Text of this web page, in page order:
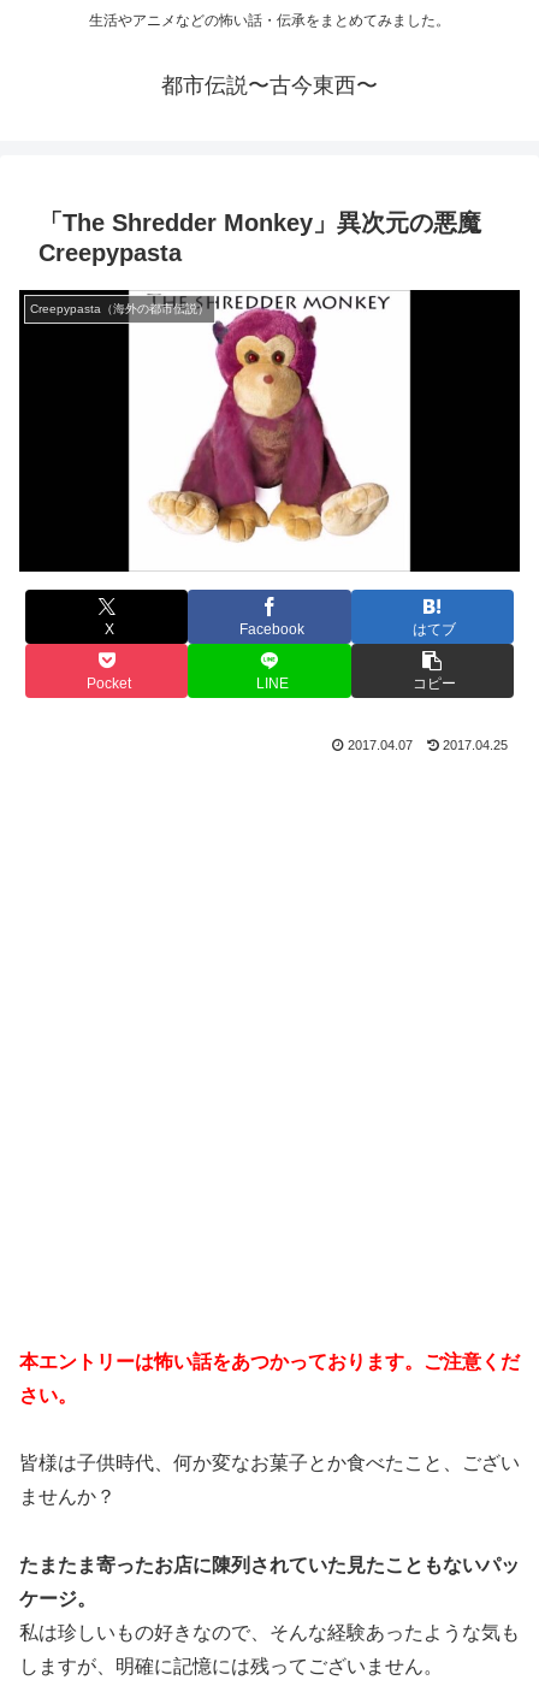
生活やアニメなどの怖い話・伝承をまとめてみました。
都市伝説〜古今東西〜
「The Shredder Monkey」異次元の悪魔
Creepypasta
Creepypasta（海外の都市伝説）
X Facebook はてブ
Pocket LINE コピー
2017.04.07 2017.04.25
本エントリーは怖い話をあつかっております。ご注意くだ
さい。
皆様は子供時代、何か変なお菓子とか食べたこと、ござい
ませんか？
たまたま寄ったお店に陳列されていた見たこともないパッ
ケージ。
私は珍しいもの好きなので、そんな経験あったような気も
しますが、明確に記憶には残ってございません。